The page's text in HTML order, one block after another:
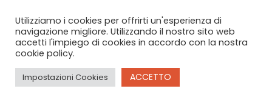
Copyright © 2026 O.F.S. Piemonte e Valle d'Aosta
Theme byMinistryVoice.com
Utilizziamo i cookies per offrirti un'esperienza di
navigazione migliore. Utilizzando il nostro sito web
accetti l'impiego di cookies in accordo con la nostra
cookie policy.
Impostazioni Cookies ACCETTO